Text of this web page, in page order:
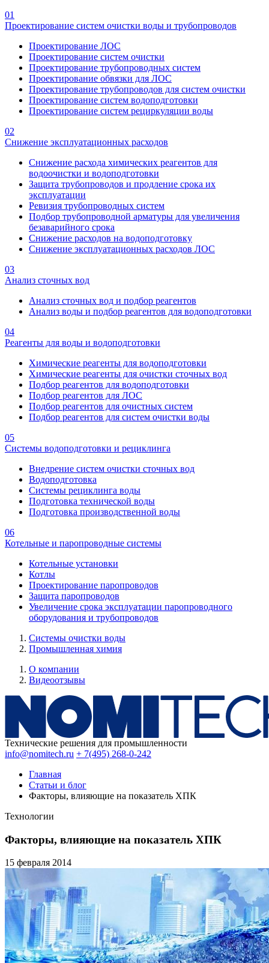
01
Проектирование систем очистки воды и трубопроводов
Проектирование ЛОС
Проектирование систем очистки
Проектирование трубопроводных систем
Проектирование обвязки для ЛОС
Проектирование трубопроводов для систем очистки
Проектирование систем водоподготовки
Проектирование систем рециркуляции воды
02
Снижение эксплуатационных расходов
Снижение расхода химических реагентов для
водоочистки и водоподготовки
Защита трубопроводов и продление срока их
эксплуатации
Ревизия трубопроводных систем
Подбор трубопроводной арматуры для увеличения
безаварийного срока
Снижение расходов на водоподготовку
Снижение эксплуатационных расходов ЛОС
03
Анализ сточных вод
Анализ сточных вод и подбор реагентов
Анализ воды и подбор реагентов для водоподготовки
04
Реагенты для воды и водоподготовки
Химические реагенты для водоподготовки
Химические реагенты для очистки сточных вод
Подбор реагентов для водоподготовки
Подбор реагентов для ЛОС
Подбор реагентов для очистных систем
Подбор реагентов для систем очистки воды
05
Системы водоподготовки и рециклинга
Внедрение систем очистки сточных вод
Водоподготовка
Системы рециклинга воды
Подготовка технической воды
Подготовка производственной воды
06
Котельные и паропроводные системы
Котельные установки
Котлы
Проектирование паропроводов
Защита паропроводов
Увеличение срока эксплуатации паропроводного
оборудования и трубопроводов
Системы очистки воды
Промышленная химия
О компании
Видеоотзывы
Технические решения для промышленности
info@nomitech.ru + 7(495) 268-0-242
Главная
Статьи и блог
Факторы, влияющие на показатель ХПК
Технологии
Факторы, влияющие на показатель ХПК
15 февраля 2014